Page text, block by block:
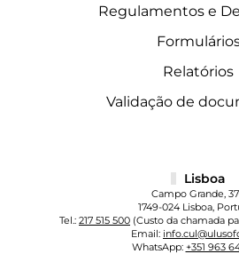
Regulamentos e
Relatórios
Validação de
Lisboa
Campo Grande,
1749-024 Lisboa,
Tel.: 217 515 500 (Custo da chamada
Email:
WhatsApp: +351 963